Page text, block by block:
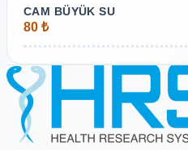
CAM BÜYÜK SU
80 ₺